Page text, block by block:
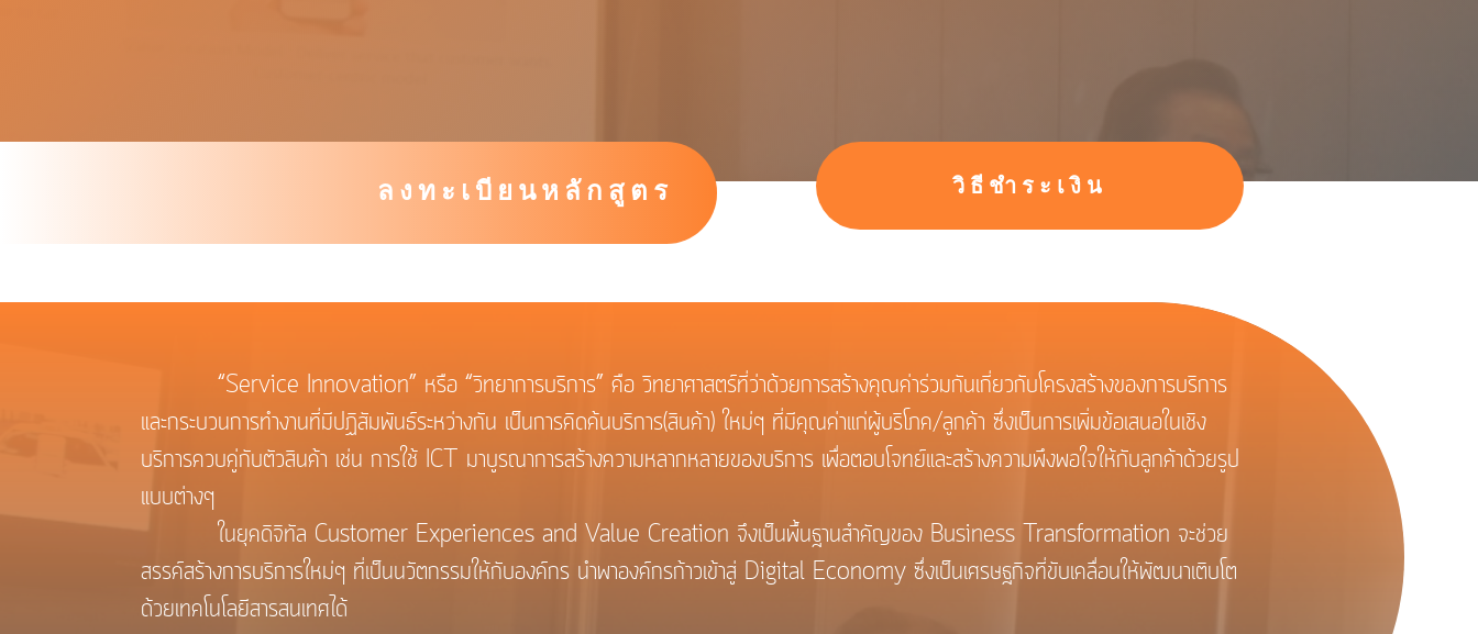
ลงทะเบียนหลักสูตร วิธีชำระเงิน
“Service Innovation” หรือ “วิทยาการบริการ” คือ วิทยาศาสตร์ที่ว่าด้วยการสร้างคุณค่าร่วมกันเกี่ยวกับโครงสร้างของการบริการ
และกระบวนการทำงานที่มีปฏิสัมพันธ์ระหว่างกัน เป็นการคิดค้นบริการ(สินค้า) ใหม่ๆ ที่มีคุณค่าแก่ผู้บริโภค/ลูกค้า ซึ่งเป็นการเพิ่มข้อเสนอในเชิง
บริการควบคู่กับตัวสินค้า เช่น การใช้ ICT มาบูรณาการสร้างความหลากหลายของบริการ เพื่อตอบโจทย์และสร้างความพึงพอใจให้กับลูกค้าด้วยรูป
แบบต่างๆ
ในยุคดิจิทัล Customer Experiences and Value Creation จึงเป็นพื้นฐานสำคัญของ Business Transformation จะช่วย
สรรค์สร้างการบริการใหม่ๆ ที่เป็นนวัตกรรมให้กับองค์กร นำพาองค์กรก้าวเข้าสู่ Digital Economy ซึ่งเป็นเศรษฐกิจที่ขับเคลื่อนให้พัฒนาเติบโต
ด้วยเทคโนโลยีสารสนเทศได้